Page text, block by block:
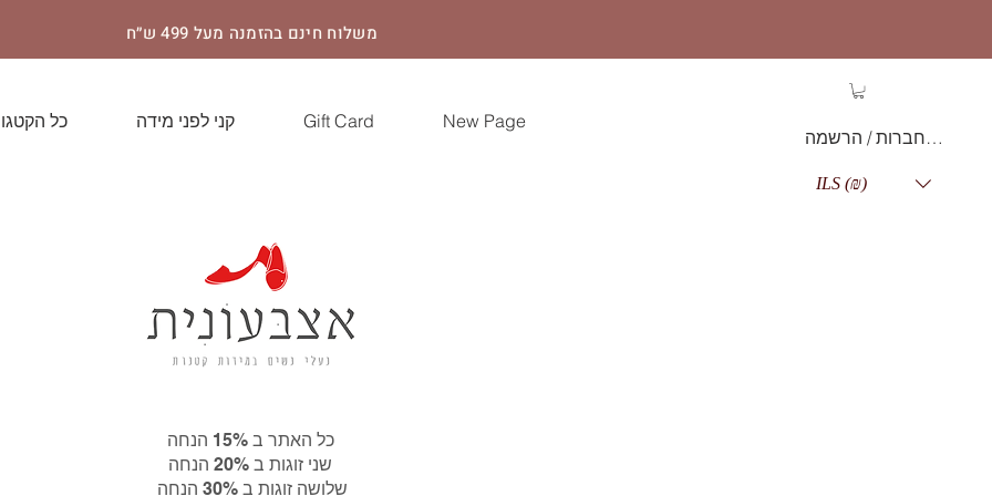
משלוח חינם בהזמנה מעל 499 ש״ח
כל קני לפני מידה Gift Card New Page
התחברות / הרשמה
ILS (₪)
כל האתר ב 15% הנחה
שני זוגות ב 20% הנחה
שלושה זוגות ב 30% הנחה